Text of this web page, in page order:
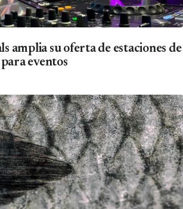
amplia su oferta de estaciones de
eventos